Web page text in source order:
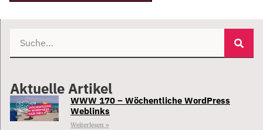
Aktuelle Artikel
WWW 170 – Wöchentliche WordPress
Weblinks
Weiterlesen »